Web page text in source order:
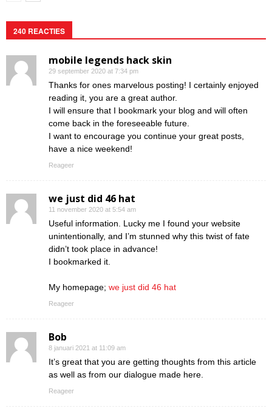
240 REACTIES
mobile legends hack skin
29 september 2020 at 7:34 pm
Thanks for ones marvelous posting! I certainly enjoyed
reading it, you are a great author.
I will ensure that I bookmark your blog and will often
come back in the foreseeable future.
I want to encourage you continue your great posts,
have a nice weekend!
Reageer
we just did 46 hat
11 november 2020 at 5:54 am
Useful information. Lucky me I found your website
unintentionally, and I’m stunned why this twist of fate
didn’t took place in advance!
I bookmarked it.
My homepage; we just did 46 hat
Reageer
Bob
8 januari 2021 at 11:09 am
It’s great that you are getting thoughts from this article
as well as from our dialogue made here.
Reageer